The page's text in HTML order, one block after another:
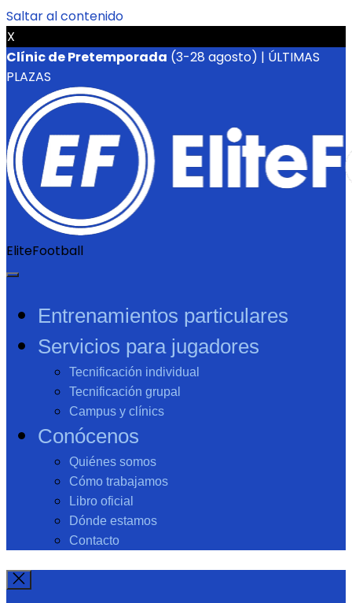
Saltar al contenido
X
Clínic de Pretemporada (3-28 agosto) | ÚLTIMAS
PLAZAS
EliteFootball
Entrenamientos particulares
Servicios para jugadores
Tecnificación individual
Tecnificación grupal
Campus y clínics
Conócenos
Quiénes somos
Cómo trabajamos
Libro oficial
Dónde estamos
Contacto